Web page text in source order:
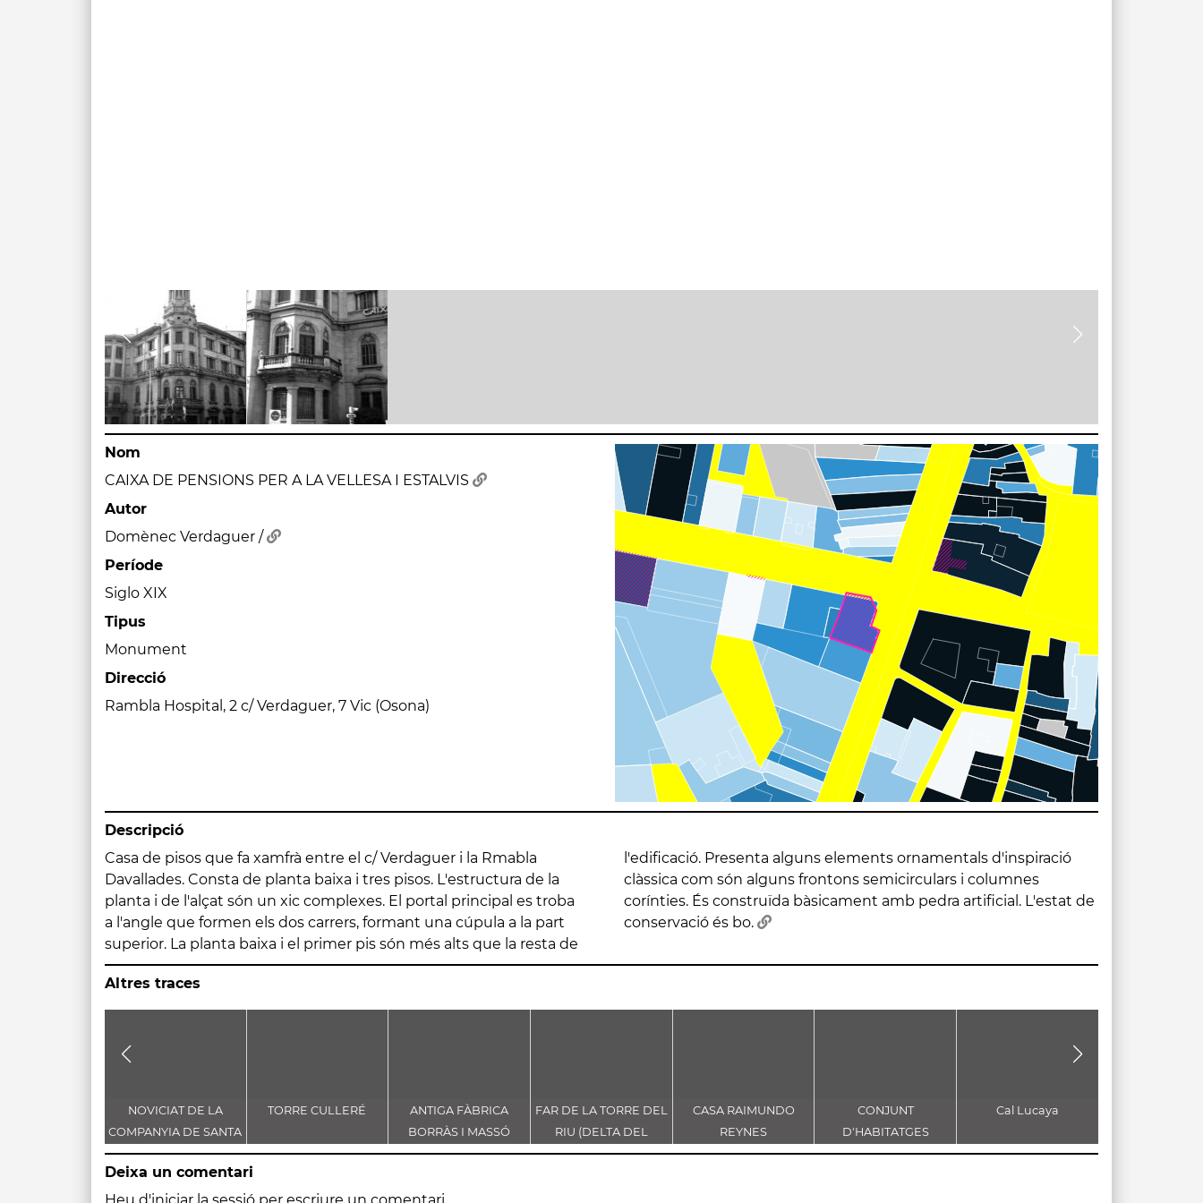
Nom
CAIXA DE PENSIONS PER A LA VELLESA I ESTALVIS
Autor
Domènec Verdaguer /
Període
Siglo XIX
Tipus
Monument
Direcció
Rambla Hospital, 2 c/ Verdaguer, 7 Vic (Osona)
Descripció
Casa de pisos que fa xamfrà entre el c/ Verdaguer i la Rmabla
Davallades. Consta de planta baixa i tres pisos. L'estructura de la
planta i de l'alçat són un xic complexes. El portal principal es troba
a l'angle que formen els dos carrers, formant una cúpula a la part
superior. La planta baixa i el primer pis són més alts que la resta de
l'edificació. Presenta alguns elements ornamentals d'inspiració
clàssica com són alguns frontons semicirculars i columnes
corínties. És construïda bàsicament amb pedra artificial. L'estat de
conservació és bo.
Altres traces
NOVICIAT DE LA
COMPANYIA DE SANTA
TERESA DE JESÚS
TORRE CULLERÉ
ANTIGA FÀBRICA
BORRÀS I MASSÓ
FAR DE LA TORRE DEL
RIU (DELTA DEL
LLOBREGAT)
CASA RAIMUNDO
REYNES
CONJUNT
D'HABITATGES
PLURIFAMILIARS
Cal Lucaya
Deixa un comentari